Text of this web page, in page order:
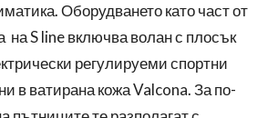
Оборудването като част от
S line включва волан с плосък
регулируеми спортни
в ватирана кожа Valcona. За по-